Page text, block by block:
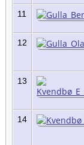
11
12
13
14